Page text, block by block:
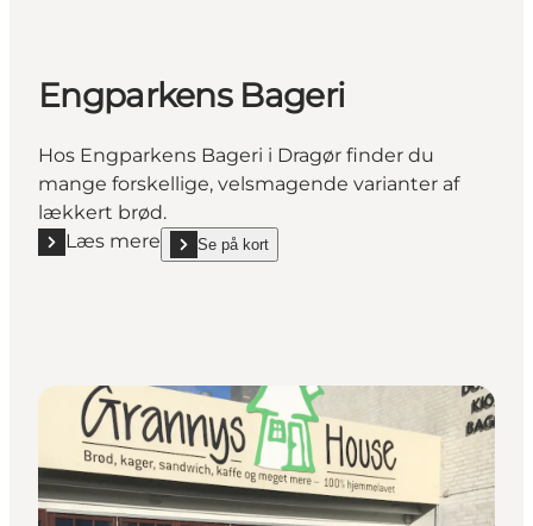
Engparkens Bageri
Hos Engparkens Bageri i Dragør finder du
mange forskellige, velsmagende varianter af
lækkert brød.
Læs mere
Læs mere "Engparkens Bageri"
Se på kort
show Engparkens Bageri on_map